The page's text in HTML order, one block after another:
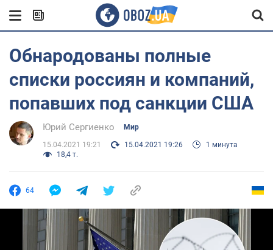
Обнародованы полные
списки россиян и компаний,
попавших под санкции США
Юрий Сергиенко Мир
15.04.2021 19:21 15.04.2021 19:26
1 минута
18,4 т.
64